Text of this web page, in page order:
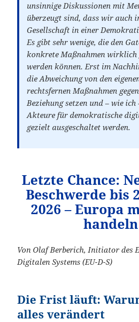
unsinnige Diskussionen mit
überzeugt sind, dass wir auch
Gesellschaft in einer
Es gibt sehr wenige, die den
konkrete Maßnahmen wirklich
werden können. Erst im
die Abweichung von den
rechtsfernen Maßnahmen
Beziehung setzen und – wie ich
Akteure für demokratische
gezielt ausgeschaltet werden.
Letzte Chance:
Beschwerde bis
2026 – Europa
Von Olaf Berberich, Initiator des
Digitalen Systems (EU-D-S)
Die Frist läuft:
alles verändert